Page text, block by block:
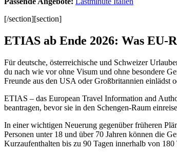
[/section][section]
ETIAS ab Ende 2026: Was EU-
Für deutsche, österreichische und Schweizer
du nach wie vor ohne Visum und ohne besondere
Freunde aus den USA oder Großbritannien einlädst
ETIAS – das European Travel Information and
beantragen, bevor sie in den Schengen-Raum
In einer wichtigen Neuerung gegenüber früheren
Personen unter 18 und über 70 Jahren können die
Kurzaufenthalten bis zu 90 Tagen innerhalb von